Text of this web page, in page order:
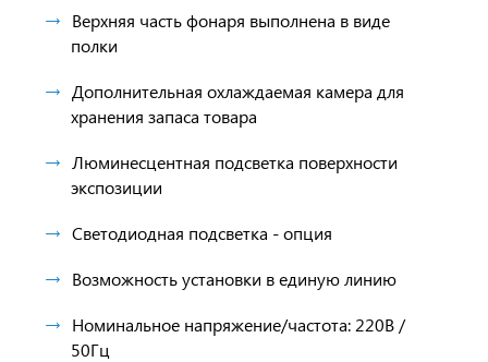
Верхняя часть фонаря выполнена в виде
полки
Дополнительная охлаждаемая камера для
хранения запаса товара
Люминесцентная подсветка поверхности
экспозиции
Светодиодная подсветка - опция
Возможность установки в единую линию
Номинальное напряжение/частота: 220В /
50Гц